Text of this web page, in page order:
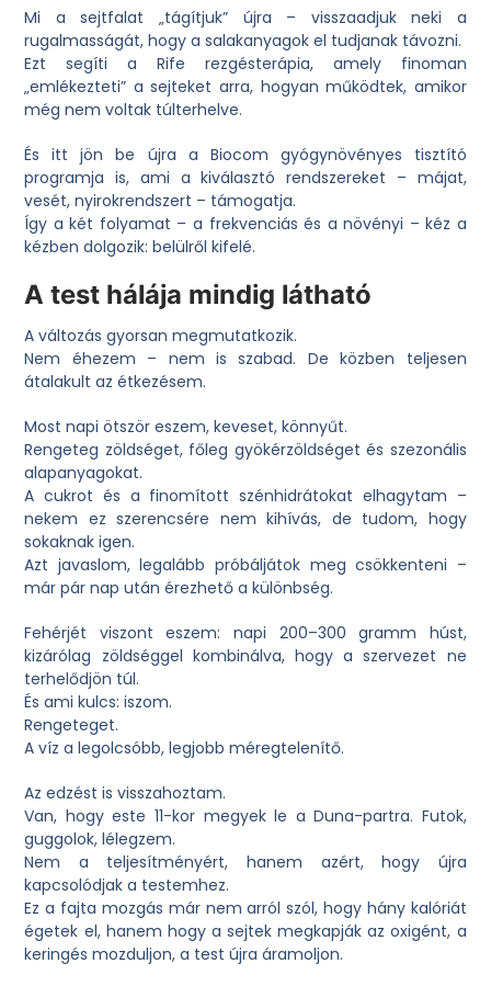
Mi a sejtfalat „tágítjuk” újra – visszaadjuk neki a
rugalmasságát, hogy a salakanyagok el tudjanak távozni.
Ezt segíti a Rife rezgésterápia, amely finoman
„emlékezteti” a sejteket arra, hogyan működtek, amikor
még nem voltak túlterhelve.
És itt jön be újra a Biocom gyógynövényes tisztító
programja is, ami a kiválasztó rendszereket – májat,
vesét, nyirokrendszert – támogatja.
Így a két folyamat – a frekvenciás és a növényi – kéz a
kézben dolgozik: belülről kifelé.
A test hálája mindig látható
A változás gyorsan megmutatkozik.
Nem éhezem – nem is szabad. De közben teljesen
átalakult az étkezésem.
Most napi ötször eszem, keveset, könnyűt.
Rengeteg zöldséget, főleg gyökérzöldséget és szezonális
alapanyagokat.
A cukrot és a finomított szénhidrátokat elhagytam –
nekem ez szerencsére nem kihívás, de tudom, hogy
sokaknak igen.
Azt javaslom, legalább próbáljátok meg csökkenteni –
már pár nap után érezhető a különbség.
Fehérjét viszont eszem: napi 200–300 gramm húst,
kizárólag zöldséggel kombinálva, hogy a szervezet ne
terhelődjön túl.
És ami kulcs:iszom.
Rengeteget.
A víz a legolcsóbb, legjobb méregtelenítő.
Az edzést is visszahoztam.
Van, hogy este 11-kor megyek le a Duna-partra. Futok,
guggolok, lélegzem.
Nem a teljesítményért, hanem azért, hogy újra
kapcsolódjak a testemhez.
Ez a fajta mozgás már nem arról szól, hogy hány kalóriát
égetek el, hanem hogy a sejtek megkapják az oxigént, a
keringés mozduljon, a test újra áramoljon.